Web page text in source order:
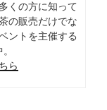
くの方に知って
の販売だけでな
ントを主催する
ら